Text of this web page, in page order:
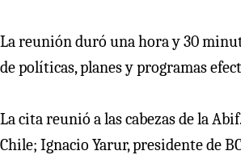
La reunión duró una hora y 30
de políticas, planes y programas
La cita reunió a las cabezas de la
Chile; Ignacio Yarur, presidente de